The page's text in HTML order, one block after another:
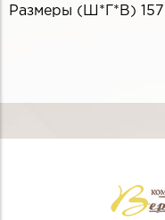
Размеры (Ш*Г*В)